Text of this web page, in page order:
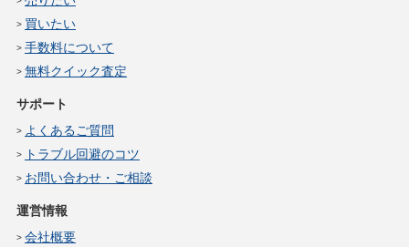
買いたい
手数料について
無料クイック査定
サポート
よくあるご質問
トラブル回避のコツ
お問い合わせ・ご相談
運営情報
会社概要